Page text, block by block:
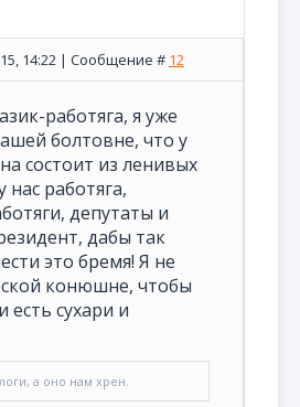
14:22 | Сообщение # 12
работяга, я уже
болтовне, что у
состоит из ленивых
работяга,
депутаты и
дабы так
это бремя! Я не
конюшне, чтобы
есть сухари и
а оно нам хрен.